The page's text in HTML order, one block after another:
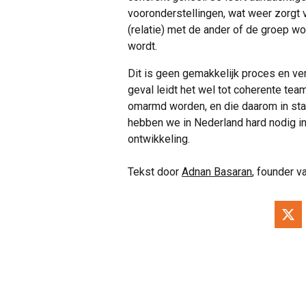
vooronderstellingen, wat weer zorgt
(relatie) met de ander of de groep
wordt.
Dit is geen gemakkelijk proces en
geval leidt het wel tot coherente
omarmd worden, en die daarom in
hebben we in Nederland hard nodig
ontwikkeling.
Tekst door Adnan Basaran, founder